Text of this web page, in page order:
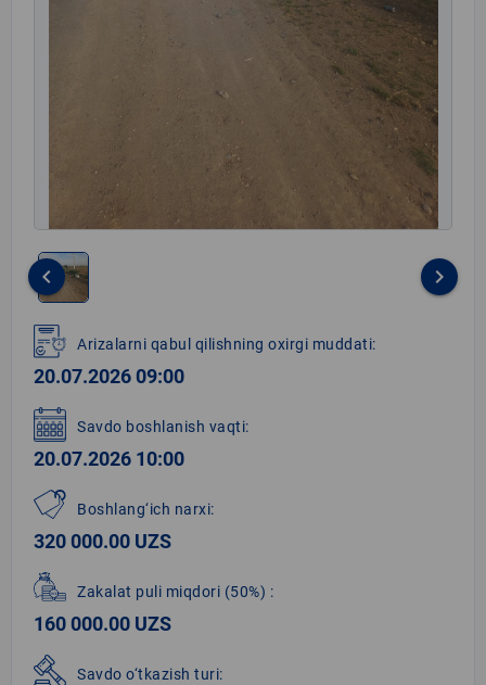
1
of
1
keyboard_arrow_left keyboard_arrow_right
Arizalarni qabul qilishning oxirgi muddati:
20.07.2026 09:00
Savdo boshlanish vaqti:
20.07.2026 10:00
Boshlang‘ich narxi:
320 000.00 UZS
Zakalat puli miqdori (50%) :
160 000.00 UZS
Savdo o‘tkazish turi: